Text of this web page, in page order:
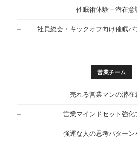
催眠術体験＋潜在意
社員総会・キックオフ向け催眠
営業チーム
売れる営業マンの潜在
営業マインドセット強化
強運な人の思考パターン